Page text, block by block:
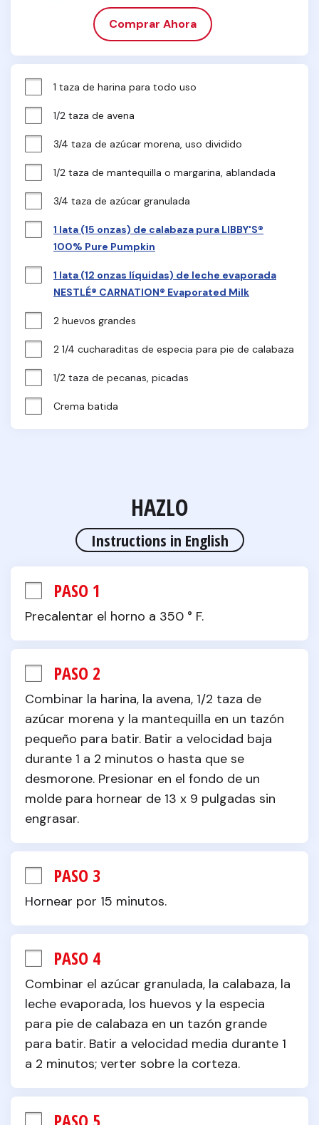
Comprar Ahora
1 taza de harina para todo uso
1/2 taza de avena
3/4 taza de azúcar morena, uso dividido
1/2 taza de mantequilla o margarina, ablandada
3/4 taza de azúcar granulada
1 lata (15 onzas) de calabaza pura LIBBY'S®
100% Pure Pumpkin
1 lata (12 onzas líquidas) de leche evaporada
NESTLÉ® CARNATION® Evaporated Milk
2 huevos grandes
2 1/4 cucharaditas de especia para pie de calabaza
1/2 taza de pecanas, picadas
Crema batida
HAZLO
Instructions in English
PASO 1
Precalentar el horno a 350 ° F.
PASO 2
Combinar la harina, la avena, 1/2 taza de
azúcar morena y la mantequilla en un tazón
pequeño para batir. Batir a velocidad baja
durante 1 a 2 minutos o hasta que se
desmorone. Presionar en el fondo de un
molde para hornear de 13 x 9 pulgadas sin
engrasar.
PASO 3
Hornear por 15 minutos.
PASO 4
Combinar el azúcar granulada, la calabaza, la
leche evaporada, los huevos y la especia
para pie de calabaza en un tazón grande
para batir. Batir a velocidad media durante 1
a 2 minutos; verter sobre la corteza.